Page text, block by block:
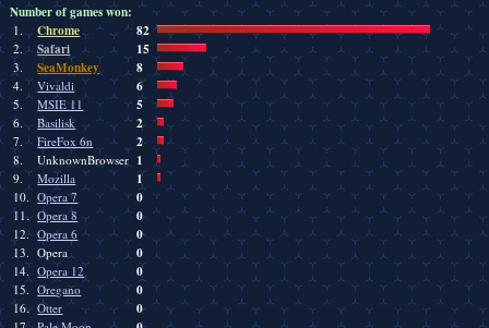
Number of games won:
1. Chrome 82
2. Safari 15
3. SeaMonkey 8
4. Vivaldi 6
5. MSIE 11 5
6. Basilisk 2
7. FireFox 6n 2
8. UnknownBrowser 1
9. Mozilla 1
10. Opera 7 0
11. Opera 8 0
12. Opera 6 0
13. Opera 0
14. Opera 12 0
15. Oregano 0
16. Otter 0